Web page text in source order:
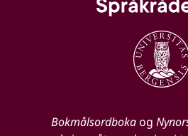
Bokmålsordbokaog